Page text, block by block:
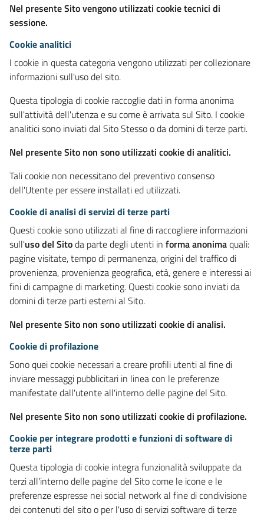
Nel presente Sito vengono utilizzati cookie tecnici di
sessione.
Cookie analitici
I cookie in questa categoria vengono utilizzati per collezionare
informazioni sull'uso del sito.
Questa tipologia di cookie raccoglie dati in forma anonima
sull'attività dell'utenza e su come è arrivata sul Sito. I cookie
analitici sono inviati dal Sito Stesso o da domini di terze parti.
Nel presente Sito non sono utilizzati cookie di analitici.
Tali cookie non necessitano del preventivo consenso
dell'Utente per essere installati ed utilizzati.
Cookie di analisi di servizi di terze parti
Questi cookie sono utilizzati al fine di raccogliere informazioni
sull'uso del Sitoda parte degli utenti in forma anonimaquali:
pagine visitate, tempo di permanenza, origini del traffico di
provenienza, provenienza geografica, età, genere e interessi ai
fini di campagne di marketing. Questi cookie sono inviati da
domini di terze parti esterni al Sito.
Nel presente Sito non sono utilizzati cookie di analisi.
Cookie di profilazione
Sono quei cookie necessari a creare profili utenti al fine di
inviare messaggi pubblicitari in linea con le preferenze
manifestate dall'utente all'interno delle pagine del Sito.
Nel presente Sito non sono utilizzati cookie di profilazione.
Cookie per integrare prodotti e funzioni di software di
terze parti
Questa tipologia di cookie integra funzionalità sviluppate da
terzi all'interno delle pagine del Sito come le icone e le
preferenze espresse nei social network al fine di condivisione
dei contenuti del sito o per l'uso di servizi software di terze